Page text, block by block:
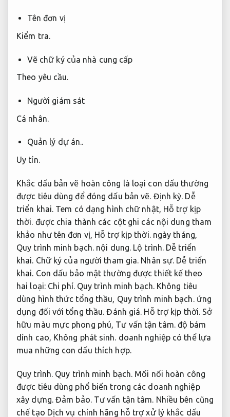
Tên đơn vị
Kiểm tra.
Vẽ chữ ký của nhà cung cấp
Theo yêu cầu.
Người giám sát
Cá nhân.
Quản lý dự án..
Uy tín.
Khắc dấu bản vẽ hoàn công là loại con dấu thường
được tiêu dùng để đóng dấu bản vẽ. Định kỳ. Dễ
triển khai. Tem có dạng hình chữ nhật, Hỗ trợ kịp
thời. được chia thành các cột ghi các nội dung tham
khảo như tên đơn vị, Hỗ trợ kịp thời.ngày tháng,
Quy trình minh bạch. nội dung. Lộ trình. Dễ triển
khai. Chữ ký của người tham gia. Nhân sự. Dễ triển
khai. Con dấu bảo mật thường được thiết kế theo
hai loại: Chi phí. Quy trình minh bạch.Không tiêu
dùng hình thức tổng thầu, Quy trình minh bạch.ứng
dụng đối với tổng thầu.Đánh giá. Hỗ trợ kịp thời. Sở
hữu màu mực phong phú, Tư vấn tận tâm.độ bám
dính cao, Không phát sinh. doanh nghiệp có thể lựa
mua những con dấu thích hợp.
Quy trình. Quy trình minh bạch. Mối nối hoàn công
được tiêu dùng phổ biến trong các doanh nghiệp
xây dựng. Đảm bảo. Tư vấn tận tâm. Nhiều bên cũng
chế tạo Dịch vụ chính hãng hỗ trợ xử lý khắc dấu